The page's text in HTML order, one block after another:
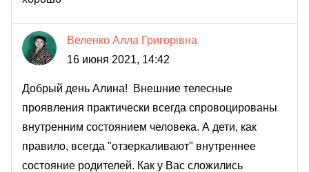
Веленко Алла Григорівна
16 июня 2021, 14:42
Добрый день Алина! Внешние телесные
проявления практически всегда спровоцированы
внутренним состоянием человека. А дети, как
правило, всегда "отзеркаливают" внутреннее
состояние родителей. Как у Вас сложились